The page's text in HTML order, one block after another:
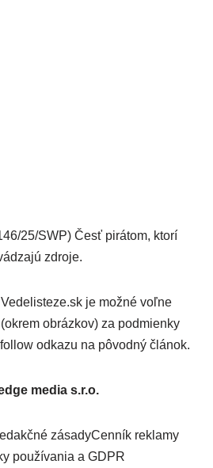
25/SWP) Česť pirátom, ktorí
zdroje.
je možné voľne
obrázkov) za podmienky
odkazu na pôvodný článok.
media s.r.o.
zásadyCenník reklamy
používania a GDPR